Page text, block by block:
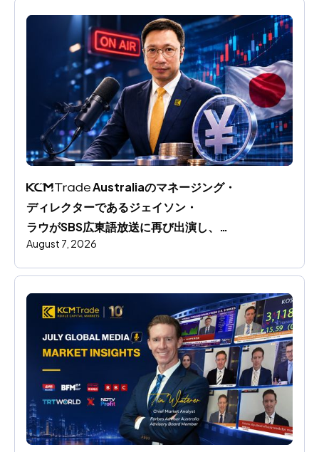
Australiaのマネージング・
ディレクターであるジェイソン・
ラウがSBS広東語放送に再び出演し、
円相場の動向と世界市場への影響を分析
August 7, 2026